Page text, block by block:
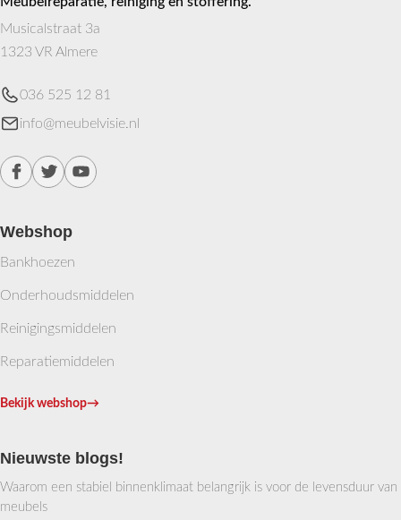
Musicalstraat 3a
1323 VR Almere
036 525 12 81
info@meubelvisie.nl
Webshop
Bankhoezen
Onderhoudsmiddelen
Reinigingsmiddelen
Reparatiemiddelen
Bekijk webshop→
Nieuwste blogs!
Waarom een stabiel binnenklimaat belangrijk is voor de levensduur van
meubels